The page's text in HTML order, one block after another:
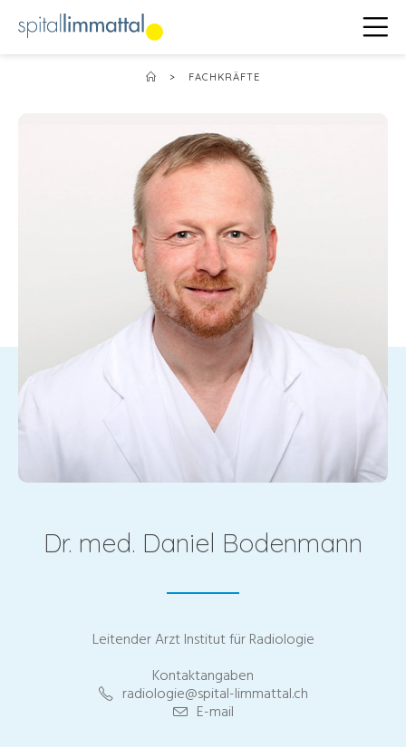
> FACHKRÄFTE
Dr. med. Daniel Bodenmann
Leitender Arzt Institut für Radiologie
Kontaktangaben
radiologie@spital-limmattal.ch
E-mail